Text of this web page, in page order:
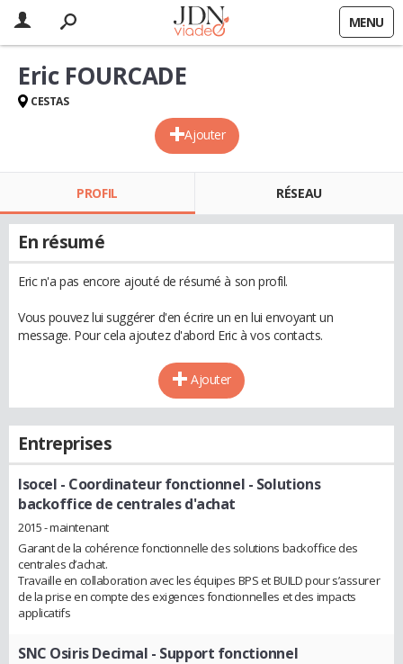
MENU
Ajouter
Eric FOURCADE
CESTAS
PROFIL RÉSEAU
En résumé
Eric n'a pas encore ajouté de résumé à son profil.
Vous pouvez lui suggérer d'en écrire un en lui envoyant un
message. Pour cela ajoutez d'abord Eric à vos contacts.
Ajouter
Entreprises
Isocel - Coordinateur fonctionnel - Solutions
backoffice de centrales d'achat
2015 - maintenant
Garant de la cohérence fonctionnelle des solutions backoffice des
centrales d’achat.
Travaille en collaboration avec les équipes BPS et BUILD pour s’assurer
de la prise en compte des exigences fonctionnelles et des impacts
applicatifs
SNC Osiris Decimal - Support fonctionnel